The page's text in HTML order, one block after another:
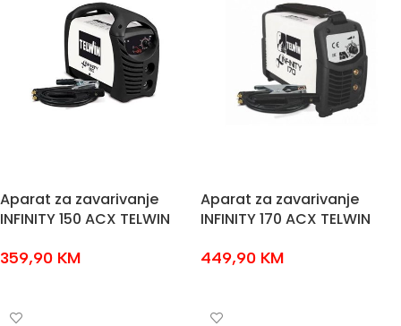
Aparat za zavarivanje
INFINITY 150 ACX TELWIN
359,90 KM
Aparat za zavarivanje
INFINITY 170 ACX TELWIN
449,90 KM